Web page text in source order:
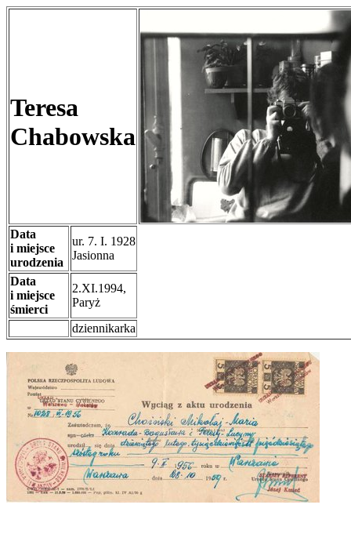
Teresa
Chabowska
Data
i miejsce
urodzenia
ur. 7. I. 1928
Jasionna
Data
i miejsce
śmierci
2.XI.1994,
Paryż
dziennikarka